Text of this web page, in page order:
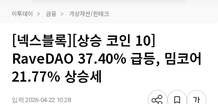
이투데이 금융 가상자산/핀테크
[넥스블록][상승 코인 10]
RaveDAO 37.40% 급등, 밈코어
21.77% 상승세
입력 2026-04-22 10:28